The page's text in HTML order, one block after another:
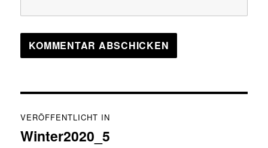
VERÖFFENTLICHT IN
Winter2020_5